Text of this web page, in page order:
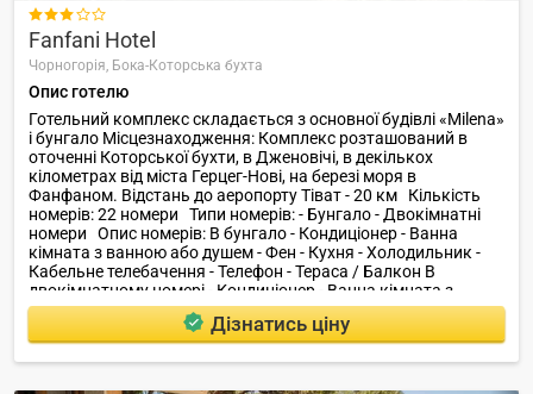

Fanfani Hotel
Чорногорія, Бока-Которська бухта
Опис готелю
Готельний комплекс складається з основної будівлі «Milena»
і бунгало Місцезнаходження: Комплекс розташований в
оточенні Которської бухти, в Дженовічі, в декількох
кілометрах від міста Герцег-Нові, на березі моря в
Фанфаном. Відстань до аеропорту Тіват - 20 км Кількість
номерів: 22 номери Типи номерів: - Бунгало - Двокімнатні
номери Опис номерів: В бунгало - Кондиціонер - Ванна
кімната з ванною або душем - Фен - Кухня - Холодильник -
Кабельне телебачення - Телефон - Тераса / Балкон В
двокімнатному номері - Кондиціонер - Ванна кімната з
ванною або душем - Фен - Холодильник міні холодильник -
Кабельне телебачення - Телефон Інфраструктура готелю: -
сад Типи харчування: - сніданок Безкоштовний сервіс: -
reception - безперебійне водопостачання - парковка -
Дізнатись ціну